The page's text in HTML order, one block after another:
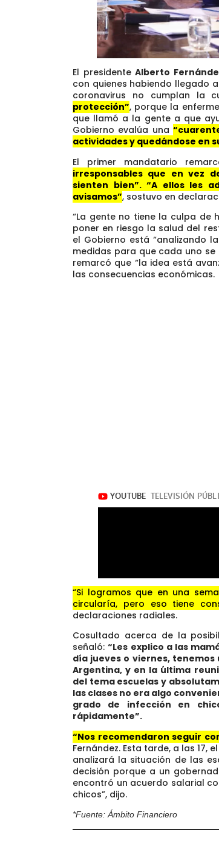
El presidenteAlberto
con quienes habiendo llegado
coronavirus no cumplan la
protección”, porque la
que llamó a la gente a que
Gobierno evalúa una
actividades y quedándose en
El primer mandatario
irresponsables que en vez
sienten bien”. “A ellos les
avisamos”, sostuvo en
“La gente no tiene la culpa de
poner en riesgo la salud del
el Gobierno está “analizando
medidas para que cada uno
remarcó que “la idea está
las consecuencias económicas.
“Si logramos que en una
circularía, pero eso tiene
declaraciones radiales.
Cosultado acerca de la
señaló:“Les explico a las
día jueves o viernes,
Argentina, y en la última
del tema escuelas y
las clases no era algo
grado de infección en
rápidamente”.
“Nos recomendaron seguir
Fernández. Esta tarde, a las 17,
analizará la situación de las
decisión porque a un
encontró un acuerdo salarial
chicos”, dijo.
*Fuente: Ámbito Financiero